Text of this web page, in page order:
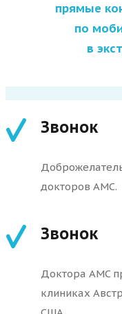
прямые
по
в
Звонок
докторов АМС.
Звонок
Доктора AMC
клиниках